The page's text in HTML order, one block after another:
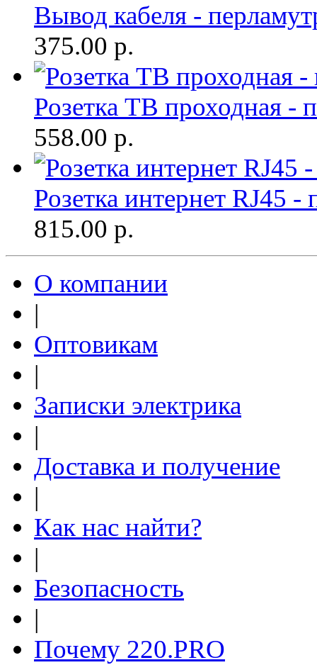
Вывод кабеля -
375.00 р.
Розетка ТВ проходная -
558.00 р.
Розетка интернет RJ45
815.00 р.
О компании
|
Оптовикам
|
Записки электрика
|
Доставка и получение
|
Как нас найти?
|
Безопасность
|
Почему 220.PRO